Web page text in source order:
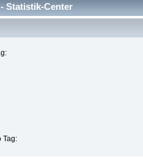
Statistik-Center
Tag: